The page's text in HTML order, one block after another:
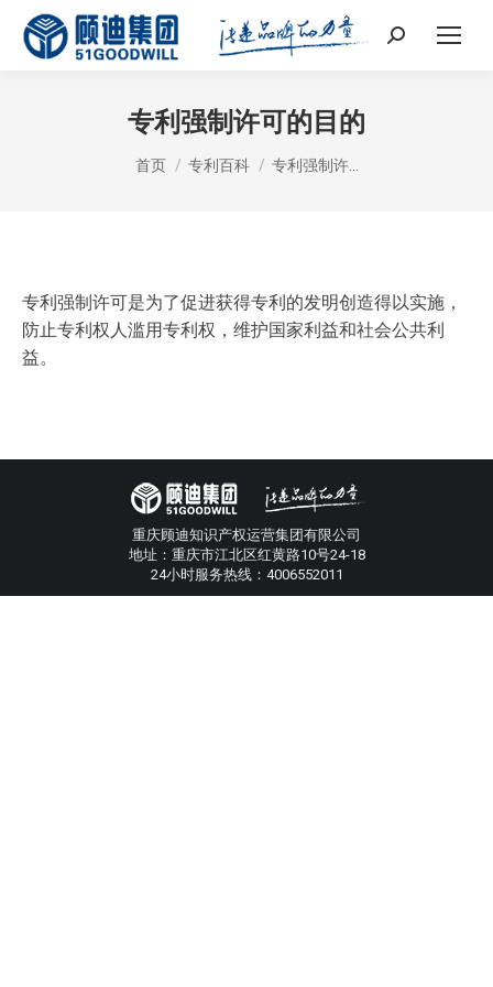
Search:
专利强制许可的目的
您在这里：
首页 专利百科 专利强制许…
专利强制许可是为了促进获得专利的发明创造得以实施，
防止专利权人滥用专利权，维护国家利益和社会公共利
益。
重庆顾迪知识产权运营集团有限公司
地址：重庆市江北区红黄路10号24-18
24小时服务热线：4006552011